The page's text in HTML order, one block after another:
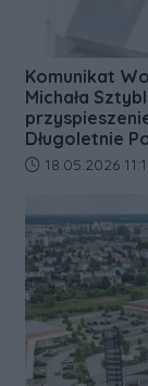
Komunikat
Michała
Długoletnie
Data dodania
18.05.2026